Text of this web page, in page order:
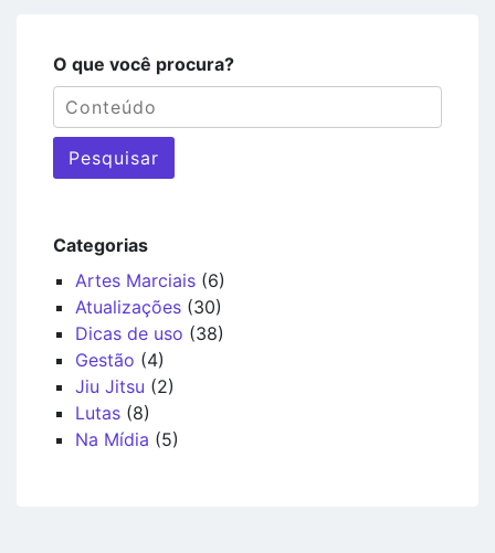
O que você procura?
Pesquisar
Categorias
Artes Marciais (6)
Atualizações (30)
Dicas de uso (38)
Gestão (4)
Jiu Jitsu (2)
Lutas (8)
Na Mídia (5)